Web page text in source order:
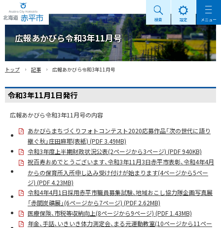
Akabira City Hokkaido 北海道 赤平市
検索 設定 メニュー
広報あかびら令和3年11月号
トップ › 記事 › 広報あかびら令和3年11月号
令和3年11月1日発行
広報あかびら令和3年11月号の内容
あかびらまちづくりフォトコンテスト2020応募作品「次の世代に語り
継ぐ秋」庄田麻耶(表紙) (PDF 3.49MB)
令和3年度上半期財政状況公表(2ページから3ページ) (PDF 940KB)
祝百寿おめでとうございます、令和3年11月3日赤平市表彰、令和4年4月
からの保育所入所申し込み受け付けが始まります(4ページから5ペー
ジ) (PDF 4.23MB)
令和4年4月1日採用赤平市職員募集試験、地域おこし協力隊企画写真展
「赤間炭礦展」(6ページから7ページ) (PDF 2.62MB)
医療保険、市税等収納向上(8ページから9ページ) (PDF 1.43MB)
年金、手話、いきいき体力測定会、まる元運動教室(10ページから11ペー